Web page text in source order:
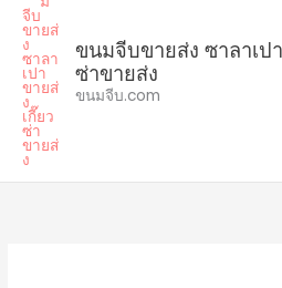
ขนมจีบขายส่ง ซาลาเป
ซ่าขายส่ง
ขนมจีบ.com